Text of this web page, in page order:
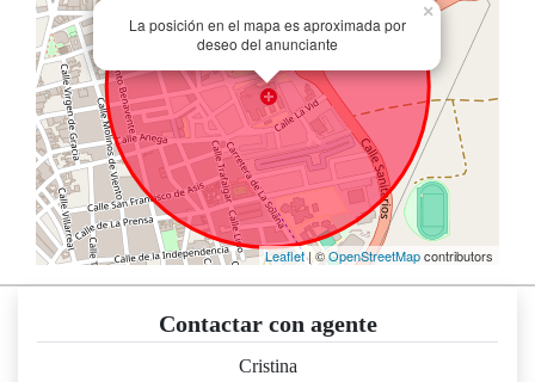
La posición en el mapa es aproximada por
deseo del anunciante
×
Leaflet| ©OpenStreetMapcontributors
Contactar con agente
Cristina